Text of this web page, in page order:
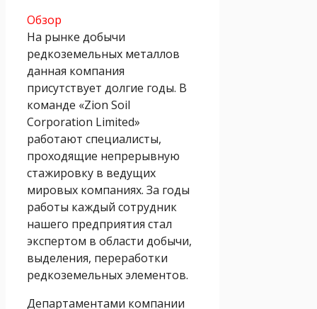
Обзор
На рынке добычи
редкоземельных металлов
данная компания
присутствует долгие годы. В
команде «Zion Soil
Corporation Limited»
работают специалисты,
проходящие непрерывную
стажировку в ведущих
мировых компаниях. За годы
работы каждый сотрудник
нашего предприятия стал
экспертом в области добычи,
выделения, переработки
редкоземельных элементов.
Департаментами компании